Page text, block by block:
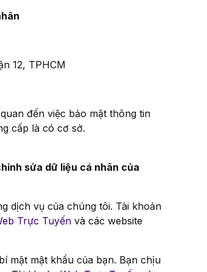
12, TPHCM
đến việc bảo mật thông tin
cấp là có cơ sở.
sửa dữ liệu cá nhân của
dịch vụ của chúng tôi. Tài khoản
Trực Tuyến và các website
mật mật khẩu của bạn. Bạn chịu